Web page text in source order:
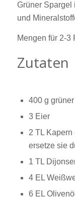
Grüner Spargel
und
Mengen für 2-3
Zutaten
400 g grüner
3 Eier
2 TL
ersetze sie
1 TL
4 EL
6 EL Olivenöl